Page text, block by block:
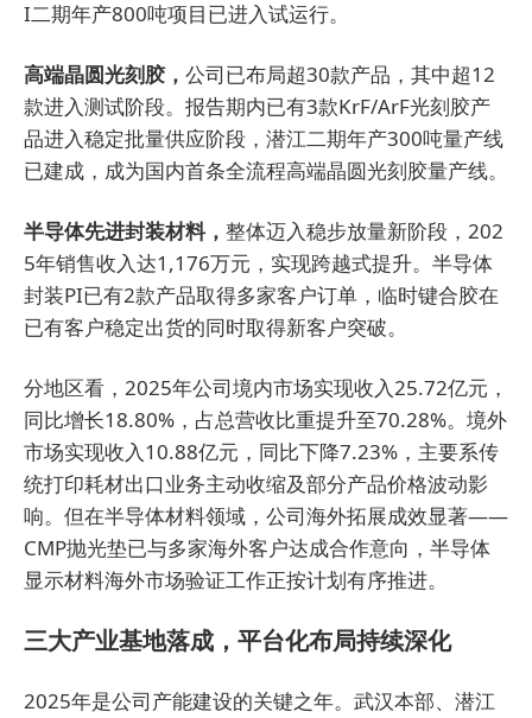
I二期年产800吨项目已进入试运行。
高端晶圆光刻胶， 公司已布局超30款产品，其中超12
款进入测试阶段。报告期内已有3款KrF/ArF光刻胶产
品进入稳定批量供应阶段，潜江二期年产300吨量产线
已建成，成为国内首条全流程高端晶圆光刻胶量产线。
半导体先进封装材料， 整体迈入稳步放量新阶段，202
5年销售收入达1,176万元，实现跨越式提升。半导体
封装PI已有2款产品取得多家客户订单，临时键合胶在
已有客户稳定出货的同时取得新客户突破。
分地区看，2025年公司境内市场实现收入25.72亿元，
同比增长18.80%，占总营收比重提升至70.28%。境外
市场实现收入10.88亿元，同比下降7.23%，主要系传
统打印耗材出口业务主动收缩及部分产品价格波动影
响。但在半导体材料领域，公司海外拓展成效显著——
CMP抛光垫已与多家海外客户达成合作意向，半导体
显示材料海外市场验证工作正按计划有序推进。
三大产业基地落成，平台化布局持续深化
2025年是公司产能建设的关键之年。武汉本部、潜江